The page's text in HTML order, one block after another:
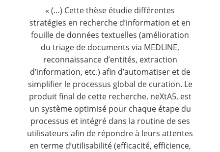
« (…) Cette thèse étudie différentes
stratégies en recherche d’information et en
fouille de données textuelles (amélioration
du triage de documents via MEDLINE,
reconnaissance d’entités, extraction
d’information, etc.) afin d’automatiser et de
simplifier le processus global de curation. Le
produit final de cette recherche, neXtA5, est
un système optimisé pour chaque étape du
processus et intégré dans la routine de ses
utilisateurs afin de répondre à leurs attentes
en terme d’utilisabilité (efficacité, efficience,